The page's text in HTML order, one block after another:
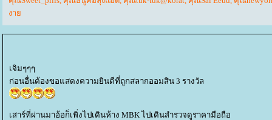
งา
เจิมๆๆๆ
ก่อนอื่นต้องขอแสดงความยินดีที่ถูกสลากออมสิน 3 รางวัล
เสาร์ที่ผ่านมาอ้อก็เพิ่งไปเดินห้าง MBK ไปเดินสำรวจดูราคามือถือ